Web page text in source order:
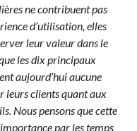
ne contribuent pas
d’utilisation, elles
leur valeur dans le
les dix principaux
aujourd’hui aucune
clients quant aux
Nous pensons que cette
par les temps